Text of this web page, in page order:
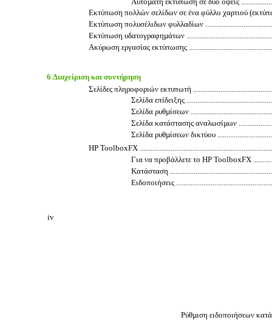
Εκτύπωση πολλών σελίδων σε ένα φύλλο χαρτιού
Εκτύπωση πολυσέλιδων φυλλαδίων
Εκτύπωση υδατογραφηµάτων
Ακύρωση εργασίας εκτύπωσης
6 ∆ιαχείριση και συντήρηση
Σελίδες πληροφοριών εκτυπωτή
Σελίδα επίδειξης
Σελίδα ρυθµίσεων
Σελίδα κατάστασης αναλωσίµων
Σελίδα ρυθµίσεων δικτύου
HP ToolboxFX
Για να προβάλλετε το HP ToolboxFX
Κατάσταση
Ειδοποιήσεις
iv
Ρύθµιση ειδοποιήσεων